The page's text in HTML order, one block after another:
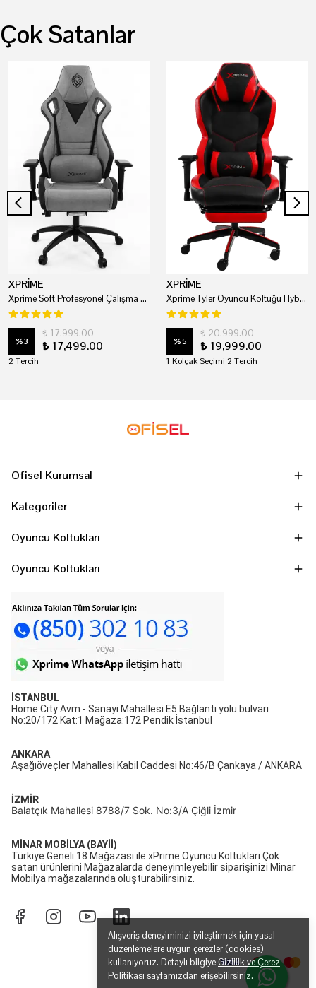
Alışveriş deneyiminizi iyileştirmek için yasal
düzenlemelere uygun çerezler (cookies)
kullanıyoruz. Detaylı bilgiye Gizlilik ve Çerez
Politikası sayfamızdan erişebilirsiniz.
Çok Satanlar
XPRİME
Xprime Soft Profesyonel Çalışma Ve Oyuncu Koltuğu
%3
₺ 17,999.00
₺ 17,499.00
2 Tercih
XPRİME
Xprime Tyler Oyuncu Koltuğu Hybrid Kumaş Kırmızı
%5
₺ 20,999.00
₺ 19,999.00
1 Kolçak Seçimi 2 Tercih
Ofisel Kurumsal
Kategoriler
Oyuncu Koltukları
Oyuncu Koltukları
İSTANBUL
Home City Avm - Sanayi Mahallesi E5 Bağlantı yolu bulvarı
No:20/172 Kat:1 Mağaza:172 Pendik İstanbul
ANKARA
Aşağıöveçler Mahallesi Kabil Caddesi No:46/B Çankaya / ANKARA
İZMİR
Balatçık Mahallesi 8788/7 Sok. No:3/A Çiğli İzmir
MİNAR MOBİLYA (BAYİİ)
Türkiye Geneli 18 Mağazası ile xPrime Oyuncu Koltukları Çok
satan ürünlerini Mağazalarda deneyimleyebilir siparişinizi Minar
Mobilya mağazalarında oluşturabilirsiniz.